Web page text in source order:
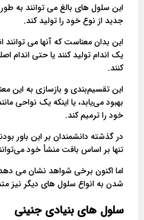
این سلول های بالغ می توانند به
جدید از نوع خود را تولید کند.
این بدان معناست که آنها می
یک اندام تولید کنند یا حتی اندام
کنند.
این تقسیم‌بندی و بازسازی به این
بهبود می‌یابد، یا اینکه یک نواحی
خود را ترمیم کند.
در گذشته دانشمندان بر این باور
تنها بر اساس بافت منشأ خود
اما اکنون برخی شواهد نشان می دهد
شدن به انواع سلول های دیگر نیز
سلول های بنیادی جنینی